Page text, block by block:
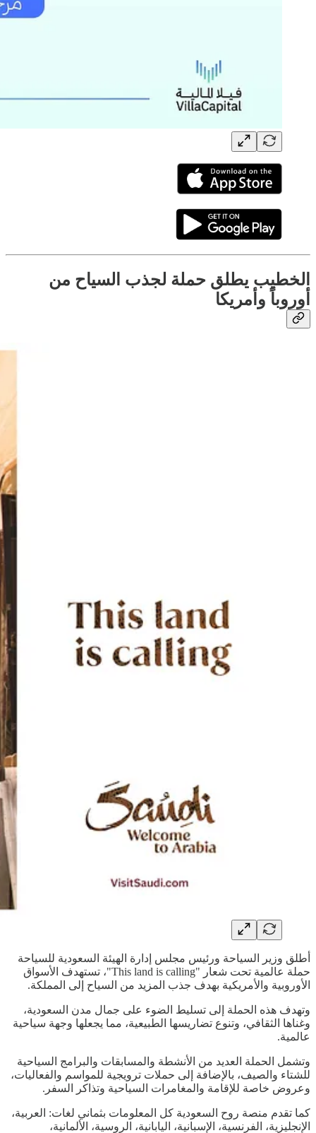
الخطيب يطلق حملة لجذب السياح من
أوروباً وأمريكا
أطلق وزير السياحة ورئيس مجلس إدارة الهيئة السعودية للسياحة
حملة عالمية تحت شعار "This land is calling"، تستهدف الأسواق
الأوروبية والأمريكية بهدف جذب المزيد من السياح إلى المملكة.
وتهدف هذه الحملة إلى تسليط الضوء على جمال مدن السعودية،
وغناها الثقافي، وتنوع تضاريسها الطبيعية، مما يجعلها وجهة سياحية
عالمية.
وتشمل الحملة العديد من الأنشطة والمسابقات والبرامج السياحية
للشتاء والصيف، بالإضافة إلى حملات ترويجية للمواسم والفعاليات،
وعروض خاصة للإقامة والمغامرات السياحية وتذاكر السفر.
كما تقدم منصة روح السعودية كل المعلومات بثماني لغات: العربية،
الإنجليزية، الفرنسية، الإسبانية، اليابانية، الروسية، الألمانية،